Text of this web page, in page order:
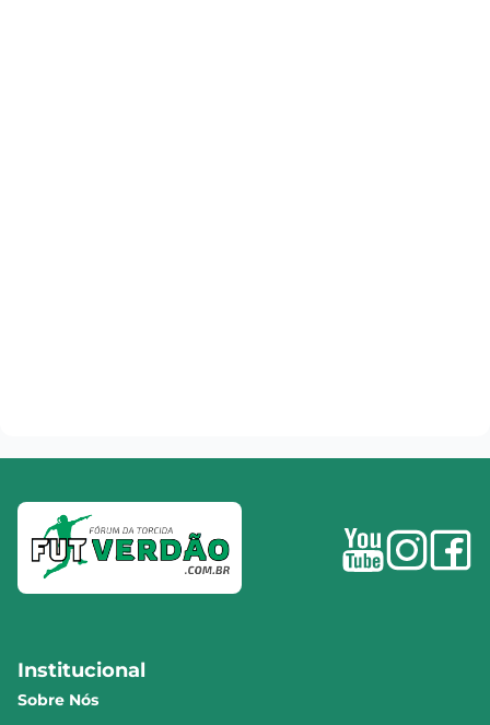
Institucional
Sobre Nós